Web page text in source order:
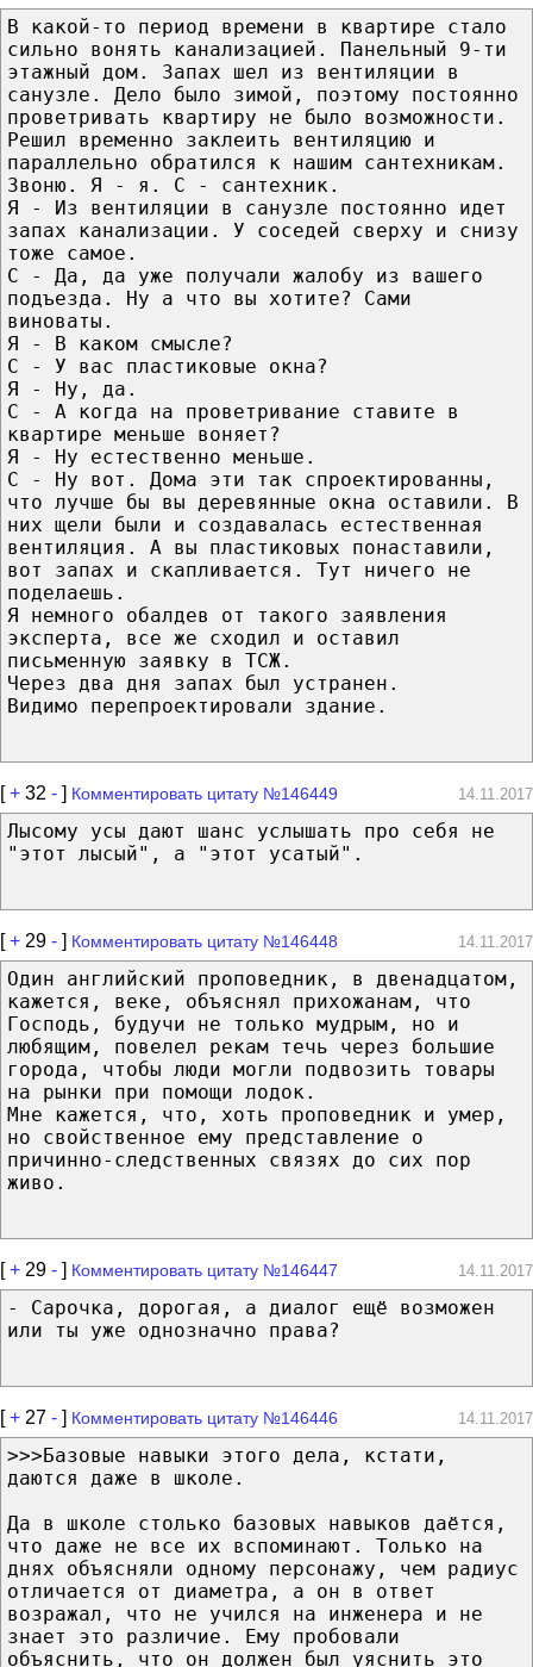
В какой-то период времени в квартире стало
сильно вонять канализацией. Панельный 9-ти
этажный дом. Запах шел из вентиляции в
санузле. Дело было зимой, поэтому постоянно
проветривать квартиру не было возможности.
Решил временно заклеить вентиляцию и
параллельно обратился к нашим сантехникам.
Звоню. Я - я. С - сантехник.
Я - Из вентиляции в санузле постоянно идет
запах канализации. У соседей сверху и снизу
тоже самое.
С - Да, да уже получали жалобу из вашего
подъезда. Ну а что вы хотите? Сами
виноваты.
Я - В каком смысле?
С - У вас пластиковые окна?
Я - Ну, да.
С - А когда на проветривание ставите в
квартире меньше воняет?
Я - Ну естественно меньше.
С - Ну вот. Дома эти так спроектированны,
что лучше бы вы деревянные окна оставили. В
них щели были и создавалась естественная
вентиляция. А вы пластиковых понаставили,
вот запах и скапливается. Тут ничего не
поделаешь.
Я немного обалдев от такого заявления
эксперта, все же сходил и оставил
письменную заявку в ТСЖ.
Через два дня запах был устранен.
Видимо перепроектировали здание.
[+ 32 - ] Комментировать цитату №146449 14.11.2017
Лысому усы дают шанс услышать про себя не
"этот лысый", а "этот усатый".
[+ 29 - ] Комментировать цитату №146448 14.11.2017
Один английский проповедник, в двенадцатом,
кажется, веке, объяснял прихожанам, что
Господь, будучи не только мудрым, но и
любящим, повелел рекам течь через большие
города, чтобы люди могли подвозить товары
на рынки при помощи лодок.
Мне кажется, что, хоть проповедник и умер,
но свойственное ему представление о
причинно-следственных связях до сих пор
живо.
[+ 29 - ] Комментировать цитату №146447 14.11.2017
- Сарочка, дорогая, а диалог ещё возможен
или ты уже однозначно права?
[+ 27 - ] Комментировать цитату №146446 14.11.2017
>>>Базовые навыки этого дела, кстати,
даются даже в школе.
Да в школе столько базовых навыков даётся,
что даже не все их вспоминают. Только на
днях объясняли одному персонажу, чем радиус
отличается от диаметра, а он в ответ
возражал, что не учился на инженера и не
знает это различие. Ему пробовали
объяснить, что он должен был уяснить это